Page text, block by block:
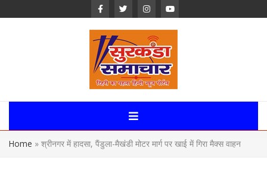
Surkanda
Samachar:
Home » श्रीनगर में हादसा, पैंडुला-मैखंडी मोटर मार्ग पर खाई में गिरा मैक्स वाहन